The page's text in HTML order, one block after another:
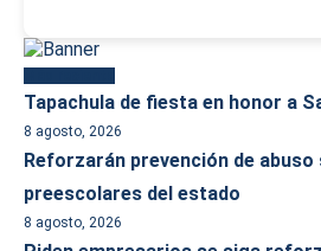
Tapachula de fiesta en honor a
8 agosto, 2026
Reforzarán prevención de
preescolares del estado
8 agosto, 2026